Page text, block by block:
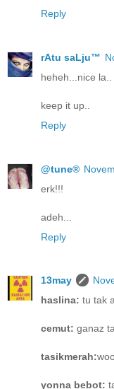
Reply
rAtu saLju™
heheh...nice la..
keep it up..
Reply
@tune®
erk!!!
adeh...
Reply
13may
haslina: tu tak
cemut: ganaz
tasikmerah:
yonna bebot: